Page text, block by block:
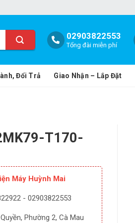
02903822553
Tổng đài miễn phí
Đổi Trả Giao Nhận – Lắp Đặt
T170-
Máy Huỳnh Mai
- 02903822553
Phường 2, Cà Mau